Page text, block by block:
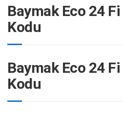
Baymak Eco 24 Fi
Kodu
Baymak Eco 24 Fi
Kodu